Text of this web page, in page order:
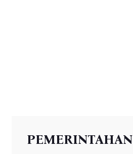
PEMERINTAHAN